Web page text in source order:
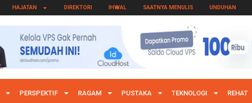
HAJATAN DIREKTORI IHWAL SAATNYA MENULIS UNDUHAN
PERSPEKTIF RAGAM PUSTAKA TEKNOLOGI REHAT